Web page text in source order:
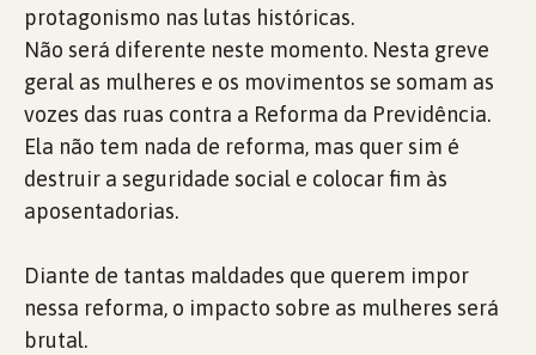
protagonismo nas lutas históricas.
Não será diferente neste momento. Nesta greve
geral as mulheres e os movimentos se somam as
vozes das ruas contra a Reforma da Previdência.
Ela não tem nada de reforma, mas quer sim é
destruir a seguridade social e colocar fim às
aposentadorias.
Diante de tantas maldades que querem impor
nessa reforma, o impacto sobre as mulheres será
brutal.